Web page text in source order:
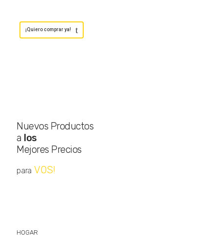
¡Quiero comprar ya!
Nuevos Productos
a los
Mejores Precios
para VOS!
HOGAR